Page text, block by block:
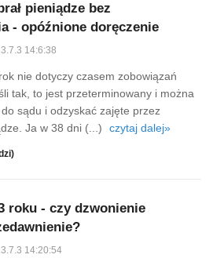
pieniądze bez
- opóźnione doręczenie
14:6:38
nie dotyczy czasem zobowiązań
tak, to jest przeterminowany i można
sądu i odzyskać zajęte przez
Ja w 38 dni (...)
czytaj dalej»
roku - czy dzwonienie
14:20:54